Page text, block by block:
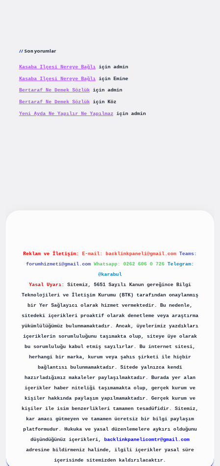
Son yorumlar
Kasaba Ilçesi Nereye Bağlıiçin admin
Kasaba Ilçesi Nereye Bağlıiçin Emine
Bertaraf Ne Demek Sözlükiçin admin
Bertaraf Ne Demek Sözlükiçin Köz
Yeni Ayda Ne Yapılır Ne Yapılmaziçin admin
Reklam ve İletişim: E-mail: backlinkpaneli@gmail.com Teams:
forumhizmeti@gmail.com Whatsapp: 0262 606 0 726 Telegram:
@karabul
Yasal Uyarı:
Sitemiz, 5651 Sayılı Kanun gereğince Bilgi
Teknolojileri ve İletişim Kurumu (BTK) tarafından onaylanmış
bir Yer Sağlayıcı olarak hizmet vermektedir. Bu nedenle,
sitedeki içerikleri proaktif olarak denetleme veya araştırma
yükümlülüğümüz bulunmamaktadır. Ancak, üyelerimiz yazdıkları
içeriklerin sorumluluğunu taşımakta olup, siteye üye olarak
bu sorumluluğu kabul etmiş sayılırlar. Bu internet sitesi,
herhangi bir marka, kurum veya şahıs şirketi ile hiçbir
bağlantısı bulunmamaktadır. Sitede yalnızca kendi
hazırladığımız makaleler paylaşılmaktadır. Burada yer alan
içerikler haber niteliği taşımamakta olup, gerçek kurum ve
kişiler hakkında paylaşım yapılmamaktadır. Gerçek kurum ve
kişiler ile isim benzerlikleri tamamen tesadüfidir. Sitemiz,
kar amacı gütmeyen ve tamamen ücretsiz bir bilgi paylaşım
platformudur. Hukuka ve yasal düzenlemelere aykırı olduğunu
düşündüğünüz içerikleri,
backlinkpanelicomtr@gmail.com
adresine bildirmeniz halinde, ilgili içerikler yasal süre
içerisinde sitemizden kaldırılacaktır.